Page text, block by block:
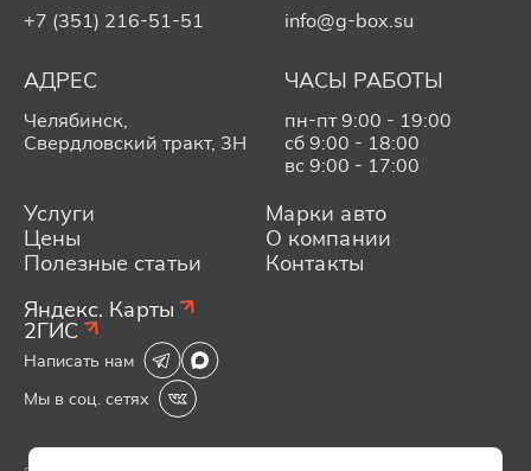
+7 (351) 216-51-51 info@g-box.su
АДРЕС
Челябинск,
Свердловский тракт, 3Н
ЧАСЫ РАБОТЫ
пн-пт 9:00 - 19:00
сб 9:00 - 18:00
вс 9:00 - 17:00
Услуги
Марки авто
Цены
О компании
Полезные статьи
Контакты
Яндекс. Карты
2ГИС
Написать нам
Мы в соц. сетях